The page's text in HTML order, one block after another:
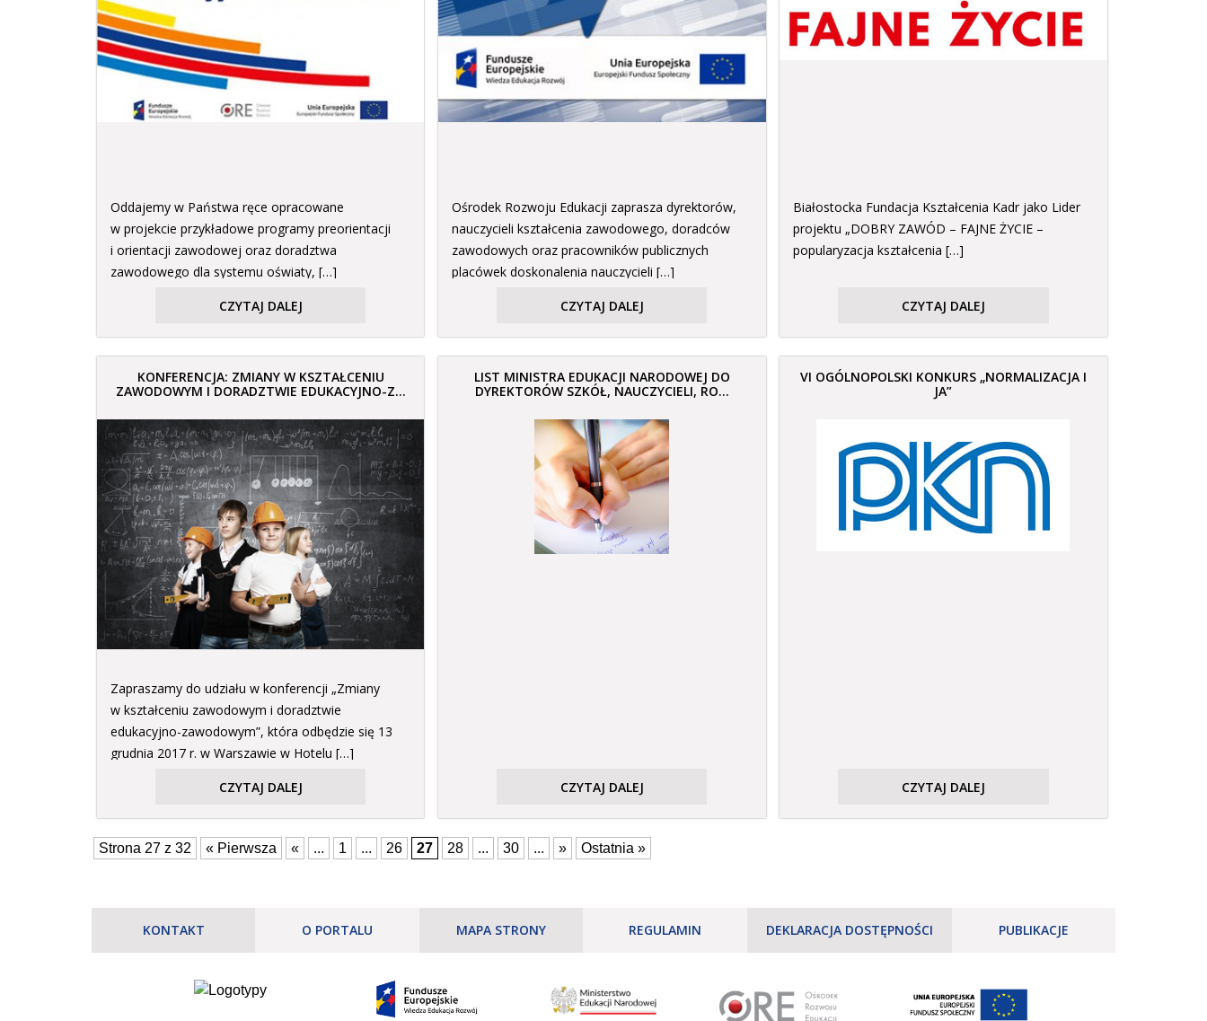
Oddajemy w Państwa ręce opracowane
w projekcie przykładowe programy preorientacji
i orientacji zawodowej oraz doradztwa
zawodowego dla systemu oświaty, […]
CZYTAJ DALEJ
Ośrodek Rozwoju Edukacji zaprasza dyrektorów,
nauczycieli kształcenia zawodowego, doradców
zawodowych oraz pracowników publicznych
placówek doskonalenia nauczycieli […]
CZYTAJ DALEJ
Białostocka Fundacja Kształcenia Kadr jako Lider
projektu „DOBRY ZAWÓD – FAJNE ŻYCIE –
popularyzacja kształcenia […]
CZYTAJ DALEJ
KONFERENCJA: ZMIANY W KSZTAŁCENIU
ZAWODOWYM I DORADZTWIE EDUKACYJNO-Z...
Zapraszamy do udziału w konferencji „Zmiany
w kształceniu zawodowym i doradztwie
edukacyjno-zawodowym”, która odbędzie się 13
grudnia 2017 r. w Warszawie w Hotelu […]
CZYTAJ DALEJ
LIST MINISTRA EDUKACJI NARODOWEJ DO
DYREKTORÓW SZKÓŁ, NAUCZYCIELI, RO...
CZYTAJ DALEJ
VI OGÓLNOPOLSKI KONKURS „NORMALIZACJA I
JA”
CZYTAJ DALEJ
Strona 27 z 32 « Pierwsza « ... 1 ... 26 27 28 ... 30 ... » Ostatnia »
KONTAKT O PORTALU MAPA STRONY REGULAMIN DEKLARACJA DOSTĘPNOŚCI PUBLIKACJE